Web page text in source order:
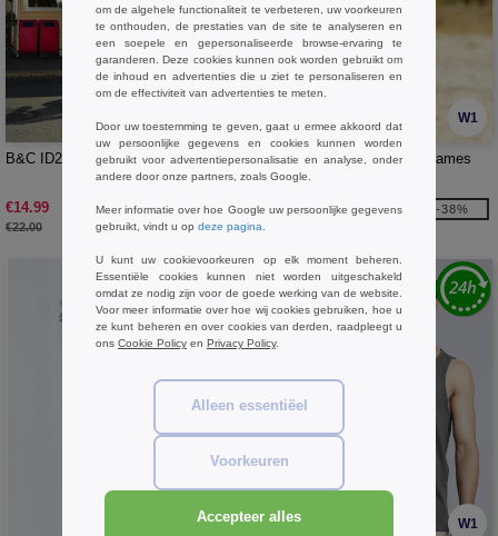
B&C ID203 - Sweatshirt Id203 50/50
€14.99
€22.00
-32%
W1
Fruit of the Loom SC269 - Dames
Hoodie Sweater
€13.99
€22.70
-38%
W1 W1
om de algehele functionaliteit te verbeteren, uw voorkeuren
te onthouden, de prestaties van de site te analyseren en
een soepele en gepersonaliseerde browse-ervaring te
garanderen. Deze cookies kunnen ook worden gebruikt om
de inhoud en advertenties die u ziet te personaliseren en
om de effectiviteit van advertenties te meten.
Door uw toestemming te geven, gaat u ermee akkoord dat
uw persoonlijke gegevens en cookies kunnen worden
gebruikt voor advertentiepersonalisatie en analyse, onder
andere door onze partners, zoals Google.
Meer informatie over hoe Google uw persoonlijke gegevens
gebruikt, vindt u op deze pagina
U kunt uw cookievoorkeuren op elk moment beheren.
Essentiële cookies kunnen niet worden uitgeschakeld
omdat ze nodig zijn voor de goede werking van de website.
Voor meer informatie over hoe wij cookies gebruiken, hoe u
ze kunt beheren en over cookies van derden, raadpleegt u
ons Cookie Policy en Privacy Policy.
Alleen essentiëel
Voorkeuren
Accepteer alles